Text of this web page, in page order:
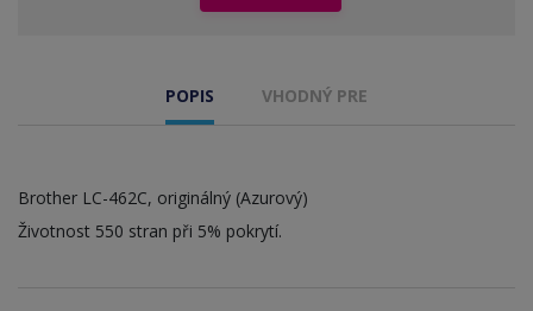
POPIS VHODNÝ PRE
Brother LC-462C, originálný (Azurový)
Životnost 550 stran při 5% pokrytí.